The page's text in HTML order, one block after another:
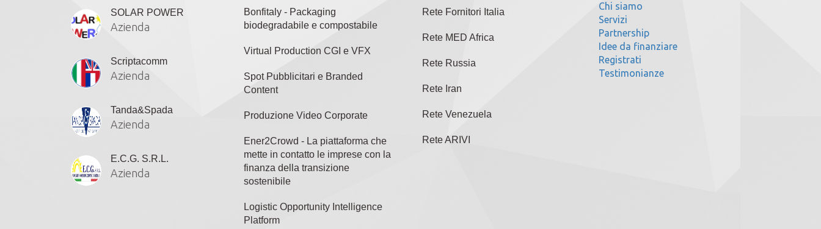
SOLAR POWER
Azienda
Scriptacomm
Azienda
Tanda&Spada
Azienda
E.C.G. S.R.L.
Azienda
Bonfitaly - Packaging
biodegradabile e compostabile
Virtual Production CGI e VFX
Spot Pubblicitari e Branded
Content
Produzione Video Corporate
Ener2Crowd - La piattaforma che
mette in contatto le imprese con la
finanza della transizione
sostenibile
Logistic Opportunity Intelligence
Platform
Rete Fornitori Italia
Rete MED Africa
Rete Russia
Rete Iran
Rete Venezuela
Rete ARIVI
Chi siamo
Servizi
Partnership
Idee da finanziare
Registrati
Testimonianze